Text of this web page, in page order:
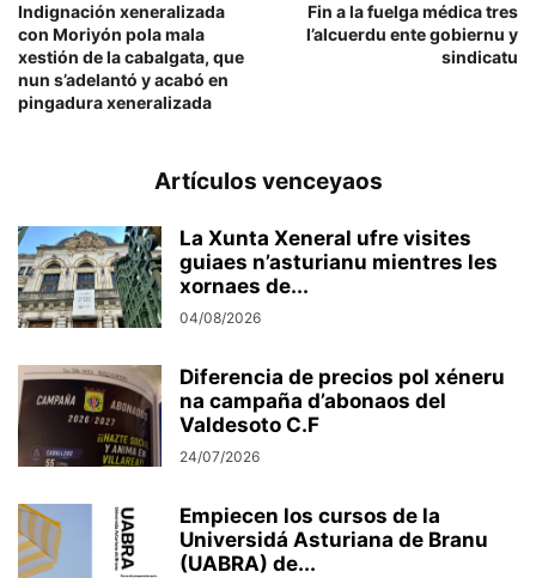
Indignación xeneralizada
con Moriyón pola mala
xestión de la cabalgata, que
nun s’adelantó y acabó en
pingadura xeneralizada
Fin a la fuelga médica tres
l’alcuerdu ente gobiernu y
sindicatu
Artículos venceyaos
La Xunta Xeneral ufre visites
guiaes n’asturianu mientres les
xornaes de...
04/08/2026
Diferencia de precios pol xéneru
na campaña d’abonaos del
Valdesoto C.F
24/07/2026
Empiecen los cursos de la
Universidá Asturiana de Branu
(UABRA) de...